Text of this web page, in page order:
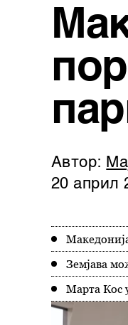
Автор:
20 април
Земјава
Марта Кос